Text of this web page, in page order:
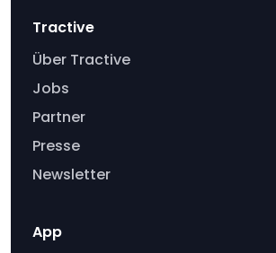
Tractive
Über Tractive
Jobs
Partner
Presse
Newsletter
App